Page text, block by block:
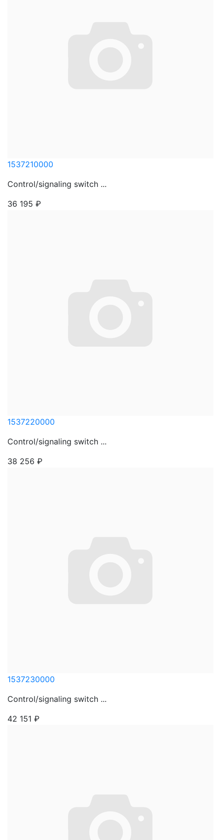
1537210000
Control/signaling switch ...
36 195 ₽
1537220000
Control/signaling switch ...
38 256 ₽
1537230000
Control/signaling switch ...
42 151 ₽